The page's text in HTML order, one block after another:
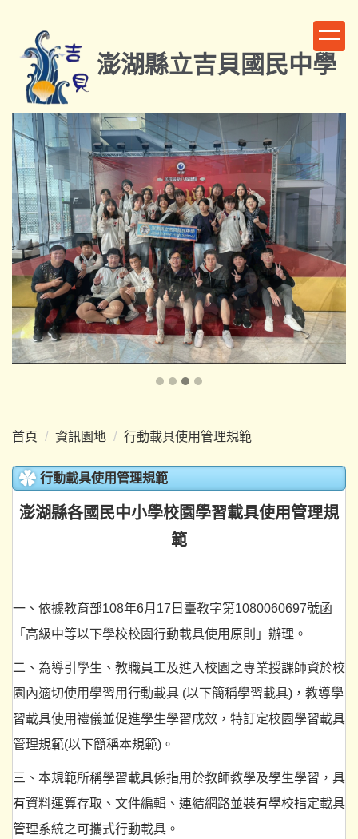
區
澎湖縣立吉貝國民中學
首頁 資訊園地 行動載具使用管理規範
行動載具使用管理規範
澎湖縣各國民中小學校園學習載具使用管理規
範
一、依據教育部108年6月17日臺教字第1080060697號函
「高級中等以下學校校園行動載具使用原則」辦理。
二、為導引學生、教職員工及進入校園之專業授課師資於校
園內適切使用學習用行動載具 (以下簡稱學習載具)，教導學
習載具使用禮儀並促進學生學習成效，特訂定校園學習載具
管理規範(以下簡稱本規範)。
三、本規範所稱學習載具係指用於教師教學及學生學習，具
有資料運算存取、文件編輯、連結網路並裝有學校指定載具
管理系統之可攜式行動載具。